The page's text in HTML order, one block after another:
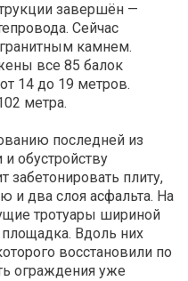
завершён —
Сейчас
камнем.
все 85 балок
14 до 19 метров.
метра.
последней из
обустройству
забетонировать плиту,
и два слоя асфальта. На
тротуары шириной
Вдоль них
восстановили по
ограждения уже